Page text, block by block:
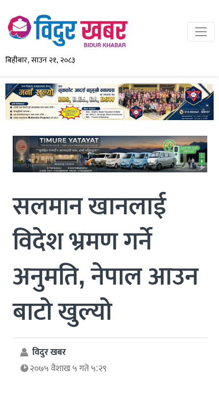
बिहीबार, साउन २१, २०८३
सलमान खानलाई
विदेश भ्रमण गर्ने
अनुमति, नेपाल आउन
बाटो खुल्यो
विदुर खबर
२०७५ वैशाख ५ गते ५:२९